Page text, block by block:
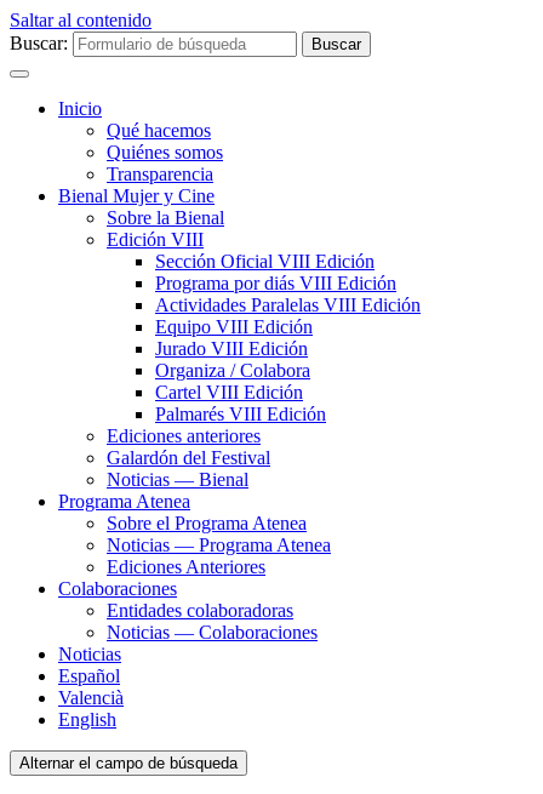
Saltar al contenido
Buscar:
Inicio
Qué hacemos
Quiénes somos
Transparencia
Bienal Mujer y Cine
Sobre la Bienal
Edición VIII
Sección Oficial VIII Edición
Programa por diás VIII Edición
Actividades Paralelas VIII Edición
Equipo VIII Edición
Jurado VIII Edición
Organiza / Colabora
Cartel VIII Edición
Palmarés VIII Edición
Ediciones anteriores
Galardón del Festival
Noticias — Bienal
Programa Atenea
Sobre el Programa Atenea
Noticias — Programa Atenea
Ediciones Anteriores
Colaboraciones
Entidades colaboradoras
Noticias — Colaboraciones
Noticias
Español
Valencià
English
Alternar el campo de búsqueda